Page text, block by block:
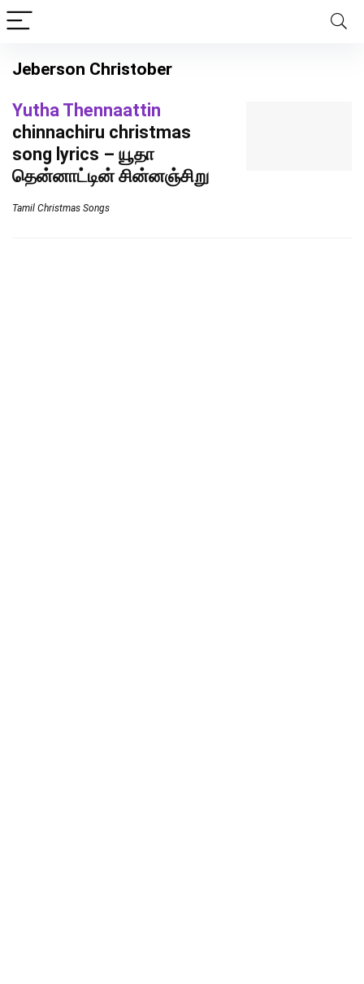
Jeberson Christober
Yutha Thennaattin
chinnachiru christmas
song lyrics – யூதா
தென்னாட்டின் சின்னஞ்சிறு
Tamil Christmas Songs